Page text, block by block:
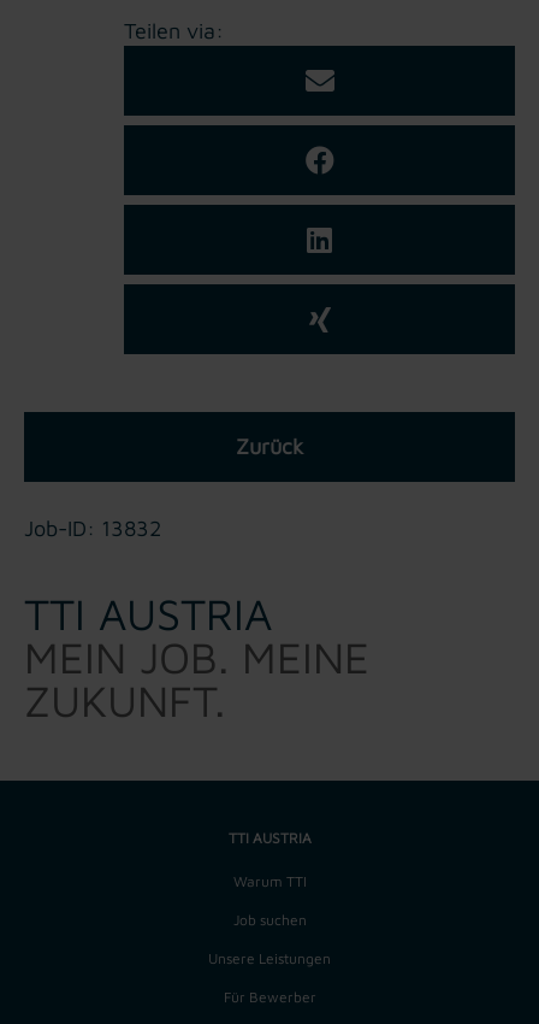
Teilen via:
Zurück
Job-ID: 13832
TTI AUSTRIA
MEIN JOB. MEINE
ZUKUNFT.
TTI AUSTRIA
Warum TTI
Job suchen
Unsere Leistungen
Für Bewerber